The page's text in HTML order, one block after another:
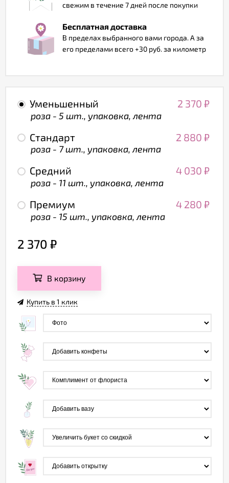
свежим в течение 7 дней после покупки
Бесплатная доставка
В пределах выбранного вами города. А за
его пределами всего +30 руб. за километр
Уменьшенный 2 370 ₽
роза - 5 шт., упаковка, лента
Стандарт 2 880 ₽
роза - 7 шт., упаковка, лента
Средний 4 030 ₽
роза - 11 шт., упаковка, лента
Премиум 4 280 ₽
роза - 15 шт., упаковка, лента
2 370 ₽
В корзину
Купить в 1 клик